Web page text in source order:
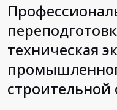
техническая
строительной